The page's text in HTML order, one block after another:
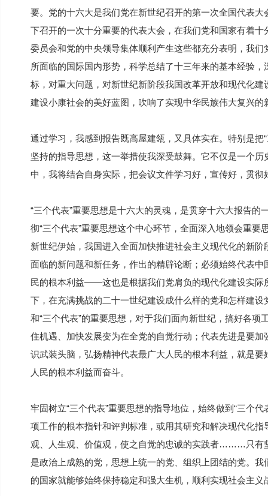
要。党的十六大是我们党在新世纪召开的第一次全国代表
下召开的一次十分重要的代表大会，在我们党和国家有着
委员会和党的中央领导集体顺利产生这些都充分表明，我
所面临的国际国内形势，科学总结了十三年来的基本经验
标，对重大问题，对新世纪新阶段我国改革开放和现代化
建设小康社会的美好蓝图，吹响了实现中华民族伟大复兴的
通过学习，我感到报告既高屋建瓴，又具体实在。特别是
坚持的指导思想，这一举措使我深受鼓舞。它不仅是一个
中，我将结合自身实际，把会议文件学习好，宣传好，贯彻
“三个代表”重要思想是十六大的灵魂，是贯穿十六大报告
彻“三个代表”重要思想这个中心环节，全面深入地领会重
新世纪伊始，我国进入全面加快推进社会主义现代化的新
面临的新问题和新任务，作出的精辟论断；必须始终代表
民的根本利益——这也是根据我们党肩负的现代化建设实际
下，在充满挑战的二十一世纪建设成什么样的党和怎样建
和“三个代表”的重要思想，对于我们面向新世纪，搞好各
住机遇、加快发展变为在全党的自觉行动；代表先进是要
识武装头脑，弘扬精神代表最广大人民的根本利益，就是
人民的根本利益而奋斗。
牢固树立“三个代表”重要思想的指导地位，始终做到“三个
项工作的根本指针和评判标准，或用其研究和解决现代化
观、人生观、价值观，使之自觉的忠诚的实践者………只有
是政治上成熟的党，思想上统一的党、组织上团结的党。
的国家就能够始终保持稳定和强大生机，顺利实现社会主义